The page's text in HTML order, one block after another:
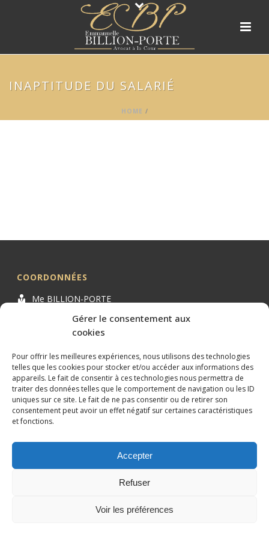
Gérer le consentement aux
cookies
Pour offrir les meilleures expériences, nous utilisons des technologies
telles que les cookies pour stocker et/ou accéder aux informations des
appareils. Le fait de consentir à ces technologies nous permettra de
traiter des données telles que le comportement de navigation ou les ID
uniques sur ce site. Le fait de ne pas consentir ou de retirer son
consentement peut avoir un effet négatif sur certaines caractéristiques
et fonctions.
Accepter
Refuser
Voir les préférences
INAPTITUDE DU SALARIÉ
HOME /
COORDONNÉES
Me BILLION-PORTE
Cabinet BILLION-PORTE
1 Avenue de la Gaillarde
04 99 62 19 01
09 82 63 51 79
Conception et référencement réalisés parXtremWebSiteSite
Plan du site